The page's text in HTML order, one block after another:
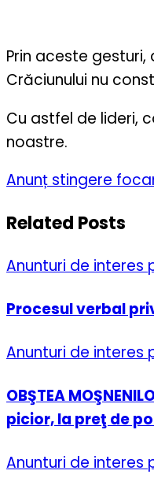
Prin aceste
Crăciunului nu
Cu astfel de lideri,
noastre.
Anunț stingere
Related Posts
Anunturi de interes
Procesul verbal
Anunturi de interes
OBŞTEA
picior, la preţ de
Anunturi de interes